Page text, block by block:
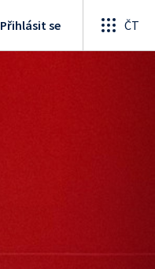
Přihlásit se ČT